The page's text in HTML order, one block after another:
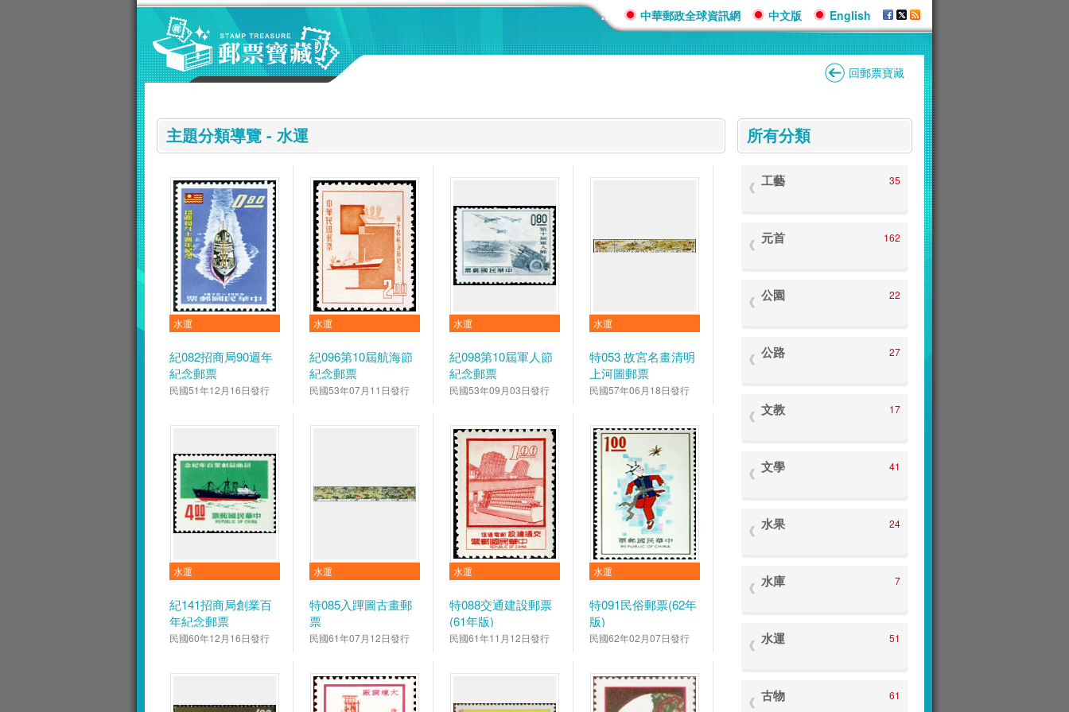
::: 中華郵政全球資訊網 中文版 English
回郵票寶藏
主題分類導覽 - 水運
水運
紀082招商局90週年
紀念郵票
民國51年12月16日發行
水運
紀096第10屆航海節
紀念郵票
民國53年07月11日發行
水運
紀098第10屆軍人節
紀念郵票
民國53年09月03日發行
水運
特053 故宮名畫清明
上河圖郵票
民國57年06月18日發行
水運
紀141招商局創業百
年紀念郵票
民國60年12月16日發行
水運
特085入蹕圖古畫郵
票
民國61年07月12日發行
水運
特088交通建設郵票
(61年版)
民國61年11月12日發行
水運
特091民俗郵票(62年
版)
民國62年02月07日發行
所有分類
工藝 35
元首 162
公園 22
公路 27
文教 17
文學 41
水果 24
水庫 7
水運 51
古物 61